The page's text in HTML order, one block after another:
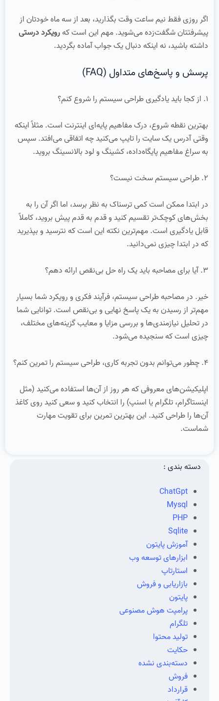
اگر روزی فقط نیم ساعت وقت بگذارید، بعد از سه ماه خودتان از
پیشرفتتان شگفت‌زده می‌شوید. مهم این است کهرویکرد درستی
داشته باشید، نه اینکه دنبال یک جواب آماده بگردید.
پرسش و پاسخ‌های متداول (FAQ)
۱. از کجا باید یادگیری طراحی سیستم را شروع کنم؟
بهترین نقطه شروع، درک مفاهیم پایه‌ای اینترنت است. مثلاً اینکه
وقتی آدرس یک سایت را تایپ می‌کنید چه اتفاقی می‌افتد. سپس
به سراغ مفاهیم پایگاه‌داده، کشینگ و لود بالانسینگ بروید.
۲. طراحی سیستم سخت نیست؟
در ابتدا ممکن است کمی ترسناک به نظر برسد، اما اگر آن را به
بخش‌های کوچک‌تر تقسیم کنید و قدم به قدم پیش بروید، کاملاً
قابل یادگیری است. مهم‌ترین نکته این است که نترسید و بپذیرید
که در ابتدا چیزی نمی‌دانید.
۳. آیا برای مصاحبه باید یک راه حل بی‌نقص ارائه دهم؟
خیر. در مصاحبه طراحی سیستم، فرآیند فکری و رویکرد شما بسیار
مهم‌تر از رسیدن به یک پاسخ نهایی و بی‌نقص است. توانایی شما
در تحلیل نیازمندی‌ها و بررسی مزایا و معایب گزینه‌های مختلف،
چیزی است که سنجیده می‌شود.
۴. چطور می‌توانم بدون تجربه کاری، طراحی سیستم را تمرین کنم؟
اپلیکیشن‌های معروفی که هر روز از آن‌ها استفاده می‌کنید (مثل
اینستاگرام، تلگرام یا اسنپ) را انتخاب کنید و سعی کنید روی کاغذ
آن‌ها را طراحی کنید. این بهترین تمرین برای تقویت مهارت
شماست.
دسته بندی :
ChatGpt
Mysql
PHP
Sqlite
آموزش پایتون
ابزارهای توسعه وب
استارتاپ
بازاریابی و فروش
پایتون
پرامپت هوش مصنوعی
تلگرام
تولید محتوا
حکایت
دسته‌بندی نشده
فروش
قرارداد